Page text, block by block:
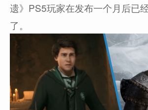
遗》PS5玩家在发布一个月后已
了。